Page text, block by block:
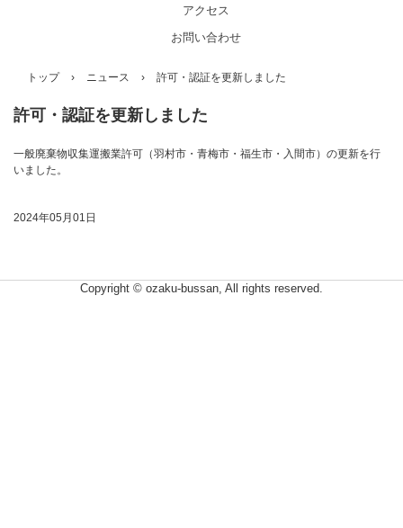
アクセス
お問い合わせ
トップ › ニュース › 許可・認証を更新しました
許可・認証を更新しました
一般廃棄物収集運搬業許可（羽村市・青梅市・福生市・入間市）の更新を行
いました。
2024年05月01日
Copyright © ozaku-bussan, All rights reserved.